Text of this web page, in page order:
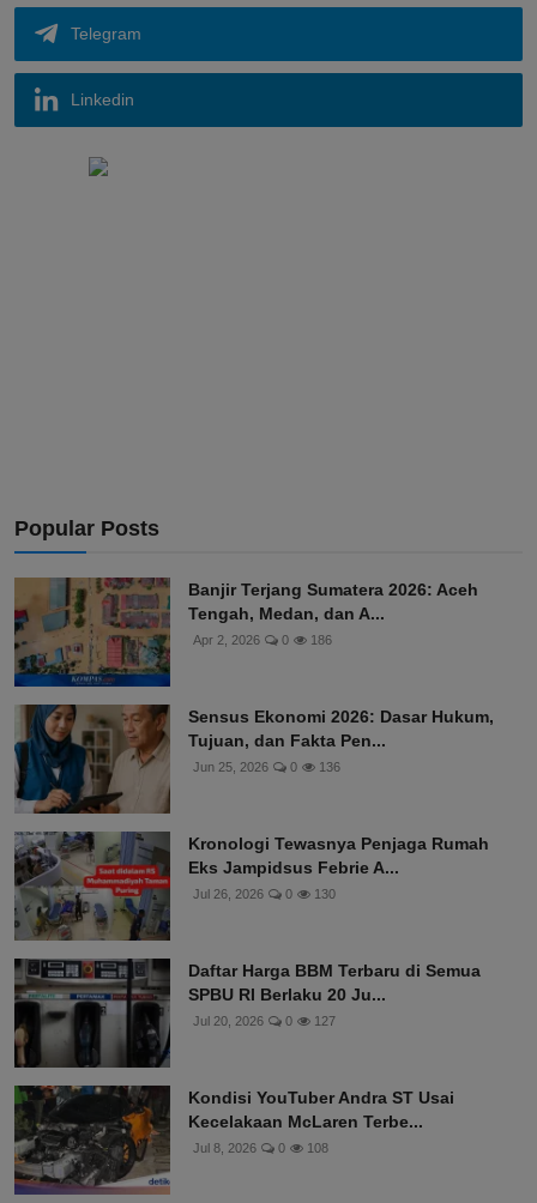
Telegram
Linkedin
Popular Posts
Banjir Terjang Sumatera 2026: Aceh
Tengah, Medan, dan A...
Apr 2, 2026 0 186
Sensus Ekonomi 2026: Dasar Hukum,
Tujuan, dan Fakta Pen...
Jun 25, 2026 0 136
Kronologi Tewasnya Penjaga Rumah
Eks Jampidsus Febrie A...
Jul 26, 2026 0 130
Daftar Harga BBM Terbaru di Semua
SPBU RI Berlaku 20 Ju...
Jul 20, 2026 0 127
Kondisi YouTuber Andra ST Usai
Kecelakaan McLaren Terbe...
Jul 8, 2026 0 108